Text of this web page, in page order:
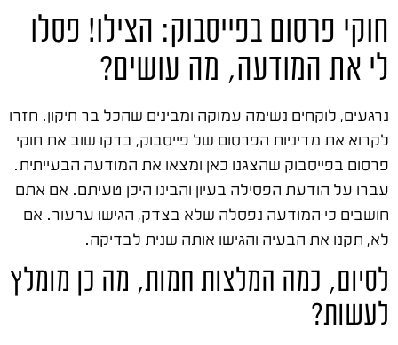
חוקי פרסום בפייסבוק: הצילו! פסלו
לי את המודעה, מה עושים?
נרגעים, לוקחים נשימה עמוקה ומבינים שהכל בר תיקון. חזרו
לקרוא את מדיניות הפרסום של פייסבוק, בדקו שוב את חוקי
פרסום בפייסבוק שהצגנו כאן ומצאו את המודעה הבעייתית.
עברו על הודעת הפסילה בעיון והבינו היכן טעיתם. אם אתם
חושבים כי המודעה נפסלה שלא בצדק, הגישו ערעור. אם
לא, תקנו את הבעיה והגישו אותה שנית לבדיקה.
לסיום, כמה המלצות חמות, מה כן מומלץ
לעשות?